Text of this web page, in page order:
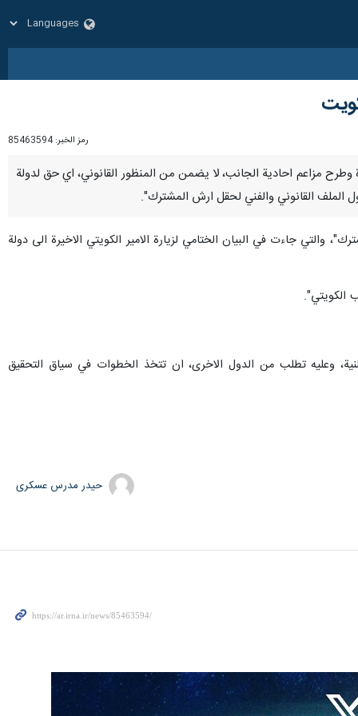
رمز الخبر: 85463594
وطرح مزاعم احادية الجانب، لا يضمن من المنظور القانوني، اي حق لدولة
الملف القانوني والفني لحقل ارش المشترك".
والتي جاءت في البيان الختامي لزيارة الامير الكويتي الاخيرة الى دولة
الكويتي".
وعليه تطلب من الدول الاخرى، ان تتخذ الخطوات في سياق التحقيق
حیدر مدرس عسکری